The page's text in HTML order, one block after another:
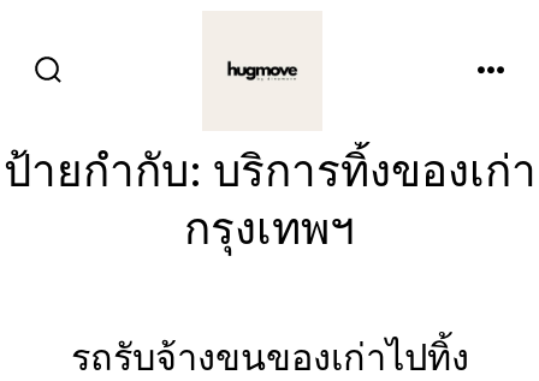
ป้ายกำกับ: บริการทิ้งของเก่า
กรุงเทพฯ
รถรับจ้างขนของเก่าไปทิ้ง